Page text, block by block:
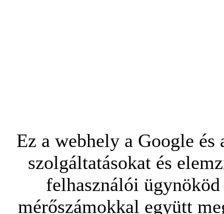
Ez a webhely a Google
szolgáltatásokat és
felhasználói
mérőszámokkal együtt